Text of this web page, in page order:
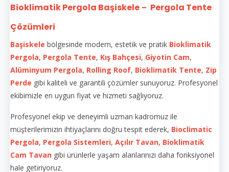
Bioklimatik Pergola Başiskele – Pergola Tente
Çözümleri
Başiskele bölgesinde modern, estetik ve pratik Bioklimatik
Pergola, Pergola Tente, Kış Bahçesi, Giyotin Cam,
Alüminyum Pergola, Rolling Roof, Bioklimatik Tente, Zip
Perde gibi kaliteli ve garantili çözümler sunuyoruz. Profesyonel
ekibimizle en uygun fiyat ve hizmeti sağlıyoruz.
Profesyonel ekip ve deneyimli uzman kadromuz ile
müşterilerimizin ihtiyaçlarını doğru tespit ederek, Bioclimatic
Pergola, Pergola Sistemleri, Açılır Tavan, Bioklimatik
Cam Tavan gibi ürünlerle yaşam alanlarınızı daha fonksiyonel
hale getiriyoruz.